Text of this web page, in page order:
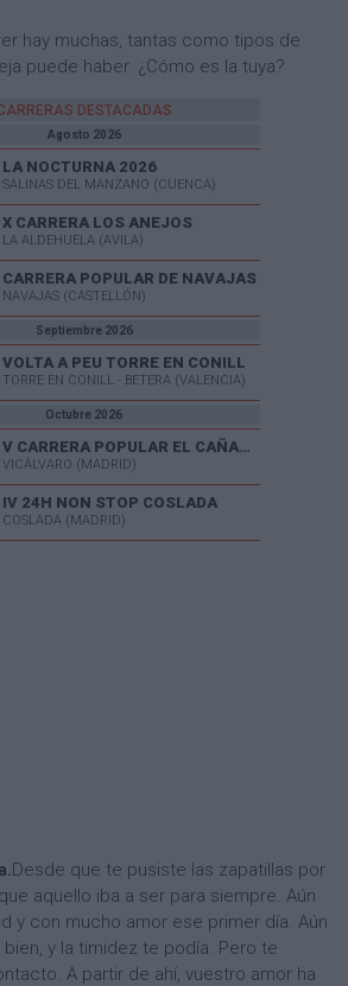
hay muchas, tantas como tipos de
puede haber. ¿Cómo es la tuya?
DESTACADAS
Agosto 2026
LA NOCTURNA 2026
SALINAS DEL MANZANO (CUENCA)
X CARRERA LOS ANEJOS
LA ALDEHUELA (AVILA)
CARRERA POPULAR DE NAVAJAS
NAVAJAS (CASTELLÓN)
Septiembre 2026
VOLTA A PEU TORRE EN CONILL
TORRE EN CONILL - BETERA (VALENCIA)
Octubre 2026
V CARRERA POPULAR EL CAÑAVERAL
VICÁLVARO (MADRID)
IV 24H NON STOP COSLADA
COSLADA (MADRID)
Desde que te pusiste las zapatillas por
aquello iba a ser para siempre. Aún
y con mucho amor ese primer día. Aún
y la timidez te podía. Pero te
A partir de ahí, vuestro amor ha